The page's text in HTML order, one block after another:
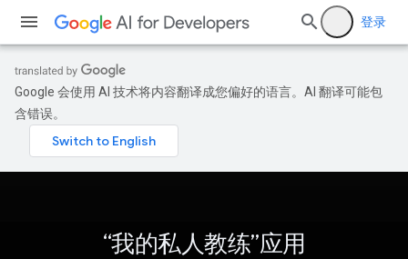
登录
Google 会使用 AI 技术将内容翻译成您偏好的语言。AI 翻译可能包
含错误。
“我的私人教练”应用